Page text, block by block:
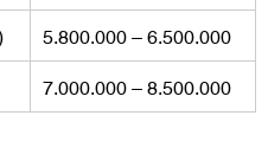
5.800.000 – 6.500.000
7.000.000 – 8.500.000